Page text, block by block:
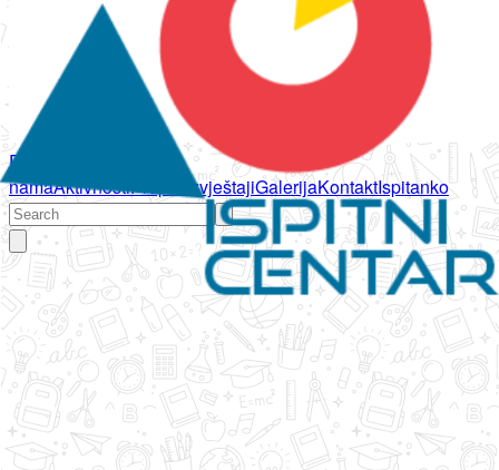
Početna
namaAktivnostiPropisi IzvještajiGalerijaKontaktIspitanko